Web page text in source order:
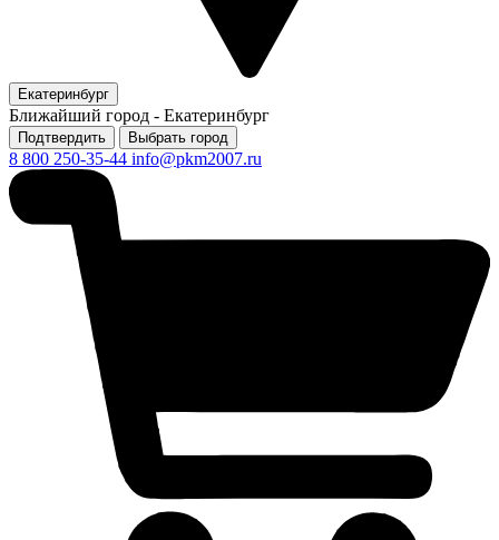
Екатеринбург
Ближайший город - Екатеринбург
Подтвердить Выбрать город
8 800 250-35-44 info@pkm2007.ru